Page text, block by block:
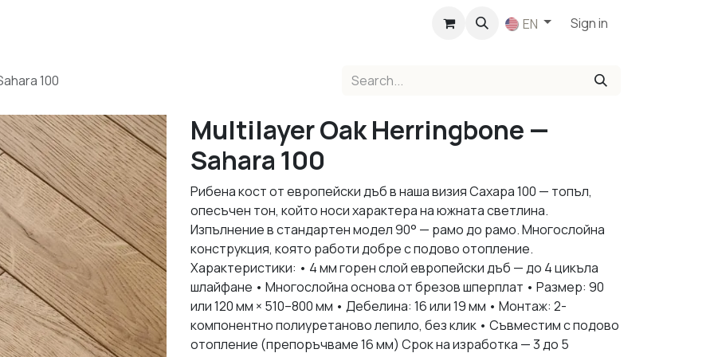
EN Sign in
100
Multilayer Oak Herringbone —
Sahara 100
Рибена кост от европейски дъб в наша визия Сахара 100 — топъл,
опесъчен тон, който носи характера на южната светлина.
Изпълнение в стандартен модел 90° — рамо до рамо. Многослойна
конструкция, която работи добре с подово отопление.
Характеристики: • 4 мм горен слой европейски дъб — до 4 цикъла
шлайфане • Многослойна основа от брезов шперплат • Размер: 90
или 120 мм × 510–800 мм • Дебелина: 16 или 19 мм • Монтаж: 2-
компонентно полиуретаново лепило, без клик • Съвместим с подово
отопление (препоръчваме 16 мм) Срок на изработка — 3 до 5